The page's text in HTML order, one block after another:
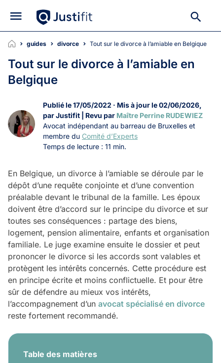
guides divorce Tout sur le divorce à l’amiable en Belgique
Tout sur le divorce à l’amiable en
Belgique
Publié le 17/05/2022 · Mis à jour le 02/06/2026,
par Justifit | Revu par Maître Perrine RUDEWIEZ
Avocat indépendant au barreau de Bruxelles et
membre du Comité d’Experts
Temps de lecture : 11 min.
En Belgique, un divorce à l’amiable se déroule par le
dépôt d’une requête conjointe et d’une convention
préalable devant le tribunal de la famille. Les époux
doivent être d’accord sur le principe du divorce et sur
toutes ses conséquences : partage des biens,
logement, pension alimentaire, enfants et organisation
familiale. Le juge examine ensuite le dossier et peut
prononcer le divorce si les accords sont valables et
protègent les intérêts concernés. Cette procédure est
en principe écrite et moins conflictuelle. Et pour être
sûr de défendre au mieux vos intérêts,
l’accompagnement d’un avocat spécialisé en divorce
reste fortement recommandé.
Table des matières